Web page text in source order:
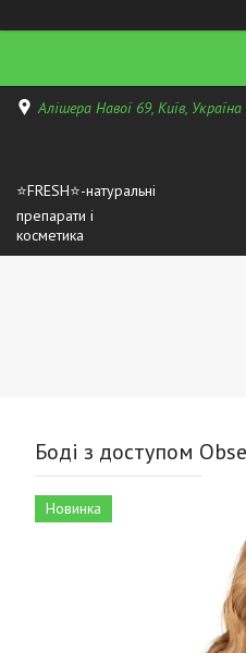
Алішера Навої 69, Київ, Україна
⭐FRESH⭐-натуральні
препарати і
косметика
Боді з доступом
Новинка